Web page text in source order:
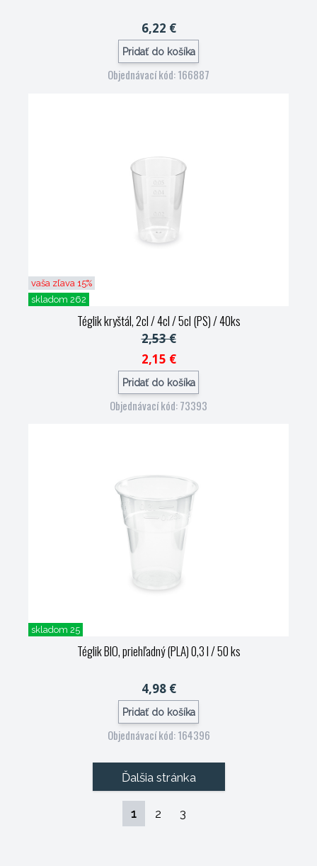
6,22 €
Pridať do košíka
Objednávací kód: 166887
vaša zľava 15%
skladom 262
Téglik kryštál, 2cl / 4cl / 5cl (PS) / 40ks
2,53 €
2,15 €
Pridať do košíka
Objednávací kód: 73393
skladom 25
Téglik BIO, priehľadný (PLA) 0,3 l / 50 ks
4,98 €
Pridať do košíka
Objednávací kód: 164396
Ďalšia stránka
1 2 3